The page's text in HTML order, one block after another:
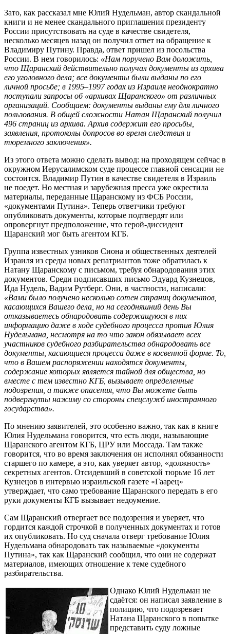
Зато, как рассказал мне Юлий Нудельман, автор скандальной
книги и не менее скандального приглашения президенту
России присутствовать на суде в качестве свидетеля,
несколько месяцев назад он получил ответ на обращение к
Владимиру Путину. Правда, ответ пришел из посольства
России. В нем говорилось: «Нам поручено Вам доложить,
что Щаранский действительно получал документы из архива
его уголовного дела; все документы были выданы по его
личной просьбе; в 1995–1997 годах из Израиля неоднократно
поступали запросы об «архивах Щаранского» от различных
организаций. Сообщаем: документы выданы ему для личного
пользования. В общей сложности Натан Щаранский получил
496 страниц из архива. Архив содержит его просьбы,
заявления, протоколы допросов во время следствия и
тюремного заключения».
Из этого ответа можно сделать вывод: на проходящем сейчас в
окружном Иерусалимском суде процессе главной сенсации не
состоится. Владимир Путин в качестве свидетеля в Израиль
не поедет. Но местная и зарубежная пресса уже окрестила
материалы, переданные Щаранскому из ФСБ России,
«документами Путина». Теперь ответчики требуют
опубликовать документы, которые подтвердят или
опровергнут предположение, что герой-диссидент
Щаранский мог быть агентом КГБ.
Группа известных узников Сиона и общественных деятелей
Израиля из среды новых репатриантов тоже обратилась к
Натану Щаранскому с письмом, требуя обнародования этих
документов. Среди подписавших письмо Эдуард Кузнецов,
Ида Нудель, Вадим Рутберг. Они, в частности, написали:
«Вами было получено несколько сотен страниц документов,
касающихся Вашего дела, но на сегодняшний день Вы
отказываетесь обнародовать содержащуюся в них
информацию даже в ходе судебного процесса против Юлия
Нудельмана, несмотря на то что закон обязывает всех
участников судебного разбирательства обнародовать все
документы, касающиеся процесса даже в косвенной форме. То,
что в Вашем распоряжении находятся документы,
содержание которых является тайной для общества, но
вместе с тем известно КГБ, вызывает определенные
подозрения, а также опасения, что Вы можете быть
подвергнуты нажиму со стороны спецслужб иностранного
государства».
По мнению заявителей, это особенно важно, так как в книге
Юлия Нудельмана говорится, что есть люди, называющие
Щаранского агентом КГБ, ЦРУ или Моссада. Там также
говорится, что во время заключения он исполнял обязанности
старшего по камере, а это, как уверяет автор, «должность»
секретных агентов. Отсидевший в советской тюрьме 16 лет
Кузнецов в интервью израильской газете «Гаарец»
утверждает, что само требование Щаранского передать в его
руки документы КГБ вызывает недоумение.
Сам Щаранский отвергает все подозрения и уверяет, что
гордится каждой строчкой в полученных документах и готов
их опубликовать. Но суд сначала отверг требование Юлия
Нудельмана обнародовать так называемые «документы
Путина», так как Щаранский сообщил, что они не содержат
материалов, имеющих отношение к теме судебного
разбирательства.
Однако Юлий Нудельман не
сдаётся: он написал заявление в
полицию, что подозревает
Натана Щаранского в попытке
представить суду ложные